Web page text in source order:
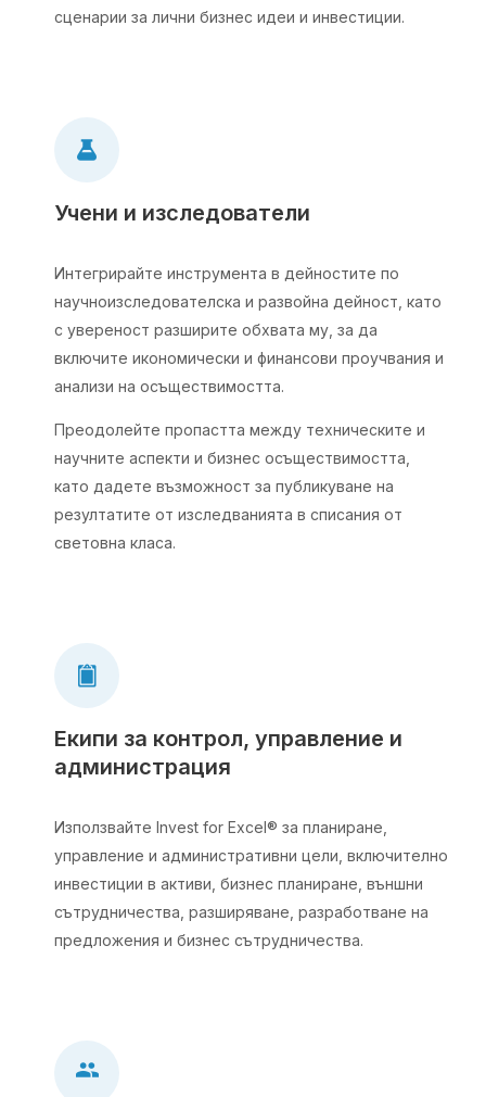
сценарии за лични бизнес идеи и инвестиции.
Учени и изследователи
Интегрирайте инструмента в дейностите по
научноизследователска и развойна дейност, като
с увереност разширите обхвата му, за да
включите икономически и финансови проучвания и
анализи на осъществимостта.
Преодолейте пропастта между техническите и
научните аспекти и бизнес осъществимостта,
като дадете възможност за публикуване на
резултатите от изследванията в списания от
световна класа.
Екипи за контрол, управление и
администрация
Използвайте Invest for Excel® за планиране,
управление и административни цели, включително
инвестиции в активи, бизнес планиране, външни
сътрудничества, разширяване, разработване на
предложения и бизнес сътрудничества.